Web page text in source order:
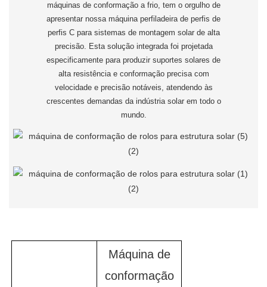
máquinas de conformação a frio, tem o orgulho de
apresentar nossa máquina perfiladeira de perfis de
perfis C para sistemas de montagem solar de alta
precisão. Esta solução integrada foi projetada
especificamente para produzir suportes solares de
alta resistência e conformação precisa com
velocidade e precisão notáveis, atendendo às
crescentes demandas da indústria solar em todo o
mundo.
Máquina de
conformação